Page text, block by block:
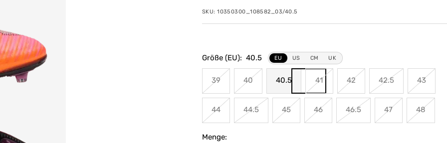
SKU:10350300_108582_03/40.5
Größe (EU): 40.5 EU US CM UK
39 40 40.5 41 42 42.5 43
44 44.5 45 46 46.5 47 48
Menge: